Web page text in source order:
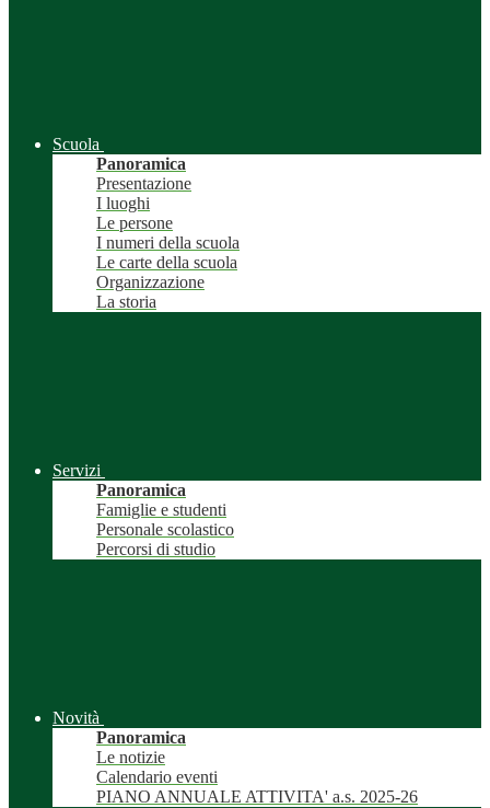
Scuola
Panoramica
Presentazione
I luoghi
Le persone
I numeri della scuola
Le carte della scuola
Organizzazione
La storia
Servizi
Panoramica
Famiglie e studenti
Personale scolastico
Percorsi di studio
Novità
Panoramica
Le notizie
Calendario eventi
PIANO ANNUALE ATTIVITA' a.s. 2025-26